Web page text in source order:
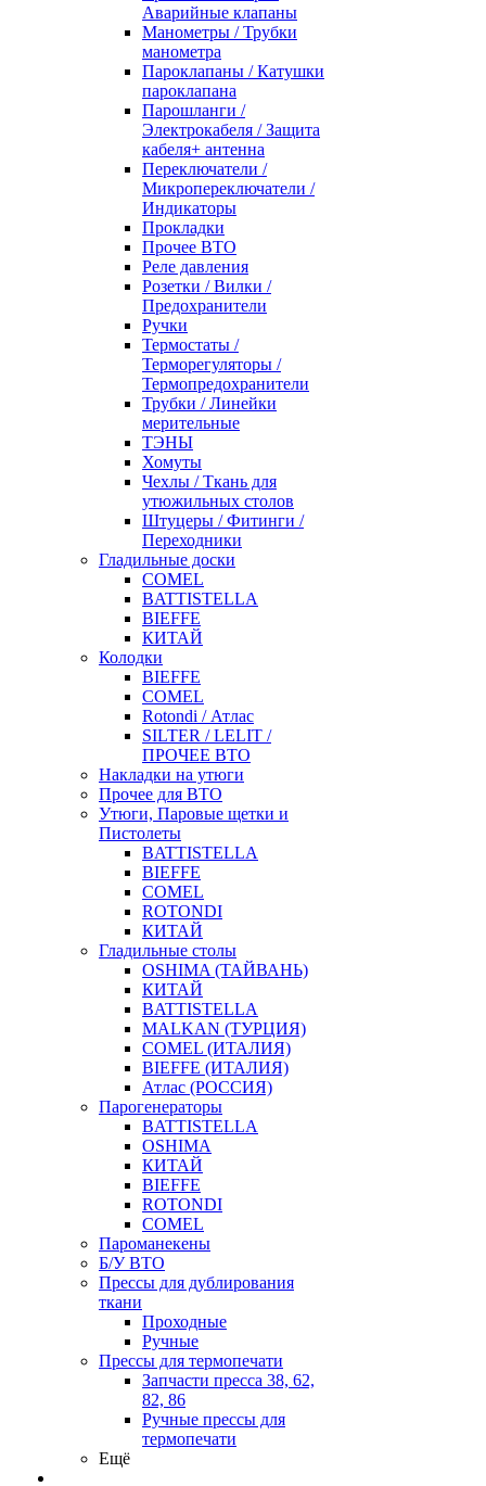
Аварийные клапаны
Манометры / Трубки
манометра
Пароклапаны / Катушки
пароклапана
Парошланги /
Электрокабеля / Защита
кабеля+ антенна
Переключатели /
Микропереключатели /
Индикаторы
Прокладки
Прочее ВТО
Реле давления
Розетки / Вилки /
Предохранители
Ручки
Термостаты /
Терморегуляторы /
Термопредохранители
Трубки / Линейки
мерительные
ТЭНЫ
Хомуты
Чехлы / Ткань для
утюжильных столов
Штуцеры / Фитинги /
Переходники
Гладильные доски
COMEL
BATTISTELLA
BIEFFE
КИТАЙ
Колодки
BIEFFE
COMEL
Rotondi / Атлас
SILTER / LELIT /
ПРОЧЕЕ ВТО
Накладки на утюги
Прочее для ВТО
Утюги, Паровые щетки и
Пистолеты
BATTISTELLA
BIEFFE
COMEL
ROTONDI
КИТАЙ
Гладильные столы
OSHIMA (ТАЙВАНЬ)
КИТАЙ
BATTISTELLA
MALKAN (ТУРЦИЯ)
COMEL (ИТАЛИЯ)
BIEFFE (ИТАЛИЯ)
Атлас (РОССИЯ)
Парогенераторы
BATTISTELLA
OSHIMA
КИТАЙ
BIEFFE
ROTONDI
COMEL
Пароманекены
Б/У ВТО
Прессы для дублирования
ткани
Проходные
Ручные
Прессы для термопечати
Запчасти пресса 38, 62,
82, 86
Ручные прессы для
термопечати
Ещё